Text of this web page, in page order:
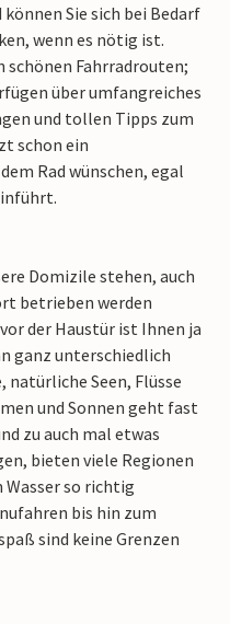
Sie sich bei Bedarf
wenn es nötig ist.
schönen Fahrradrouten;
über umfangreiches
und tollen Tipps zum
schon ein
Rad wünschen, egal
Domizile stehen, auch
betrieben werden
der Haustür ist Ihnen ja
ganz unterschiedlich
natürliche Seen, Flüsse
und Sonnen geht fast
zu auch mal etwas
bieten viele Regionen
so richtig
bis hin zum
sind keine Grenzen